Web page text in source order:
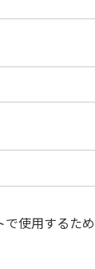
使用するた